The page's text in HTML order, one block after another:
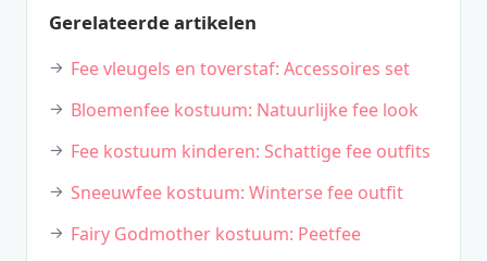
Gerelateerde artikelen
Fee vleugels en toverstaf: Accessoires set
Bloemenfee kostuum: Natuurlijke fee look
Fee kostuum kinderen: Schattige fee outfits
Sneeuwfee kostuum: Winterse fee outfit
Fairy Godmother kostuum: Peetfee